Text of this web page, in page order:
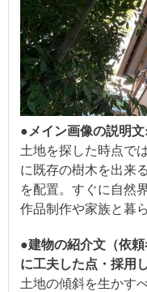
●メイン画像の説明文:
土地を探した時点で
に既存の樹木を出来
を配置。すぐに自然
作品制作や家族と暮
●建物の紹介文（依
に工夫した点・採用
土地の傾斜を生かす